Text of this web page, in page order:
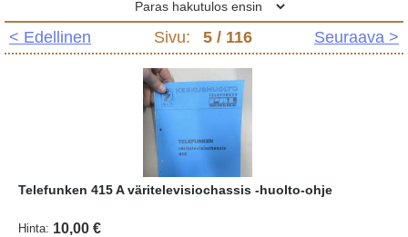
< Edellinen Sivu: 5 / 116 Seuraava >
Telefunken 415 A väritelevisiochassis -huolto-ohje
Hinta: 10,00 €